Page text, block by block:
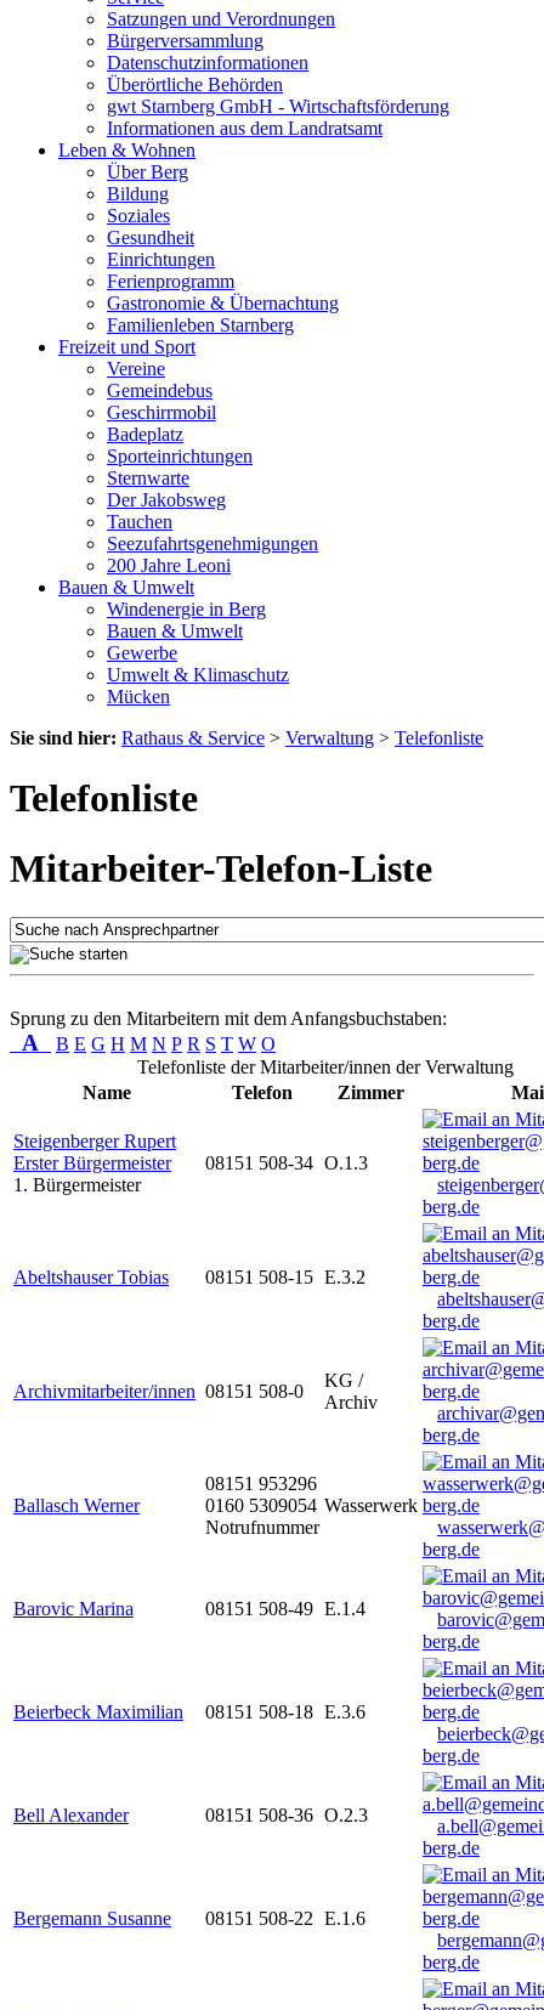
Satzungen und Verordnungen
Bürgerversammlung
Datenschutzinformationen
Überörtliche Behörden
gwt Starnberg GmbH - Wirtschaftsförderung
Informationen aus dem Landratsamt
Leben & Wohnen
Über Berg
Bildung
Soziales
Gesundheit
Einrichtungen
Ferienprogramm
Gastronomie & Übernachtung
Familienleben Starnberg
Freizeit und Sport
Vereine
Gemeindebus
Geschirrmobil
Badeplatz
Sporteinrichtungen
Sternwarte
Der Jakobsweg
Tauchen
Seezufahrtsgenehmigungen
200 Jahre Leoni
Bauen & Umwelt
Windenergie in Berg
Bauen & Umwelt
Gewerbe
Umwelt & Klimaschutz
Mücken
Sie sind hier: Rathaus & Service > Verwaltung > Telefonliste
Telefonliste
Mitarbeiter-Telefon-Liste
Sprung zu den Mitarbeitern mit dem Anfangsbuchstaben:
A B E G H M N P R S T W O
Telefonliste der Mitarbeiter/innen der Verwaltung
Name
Telefon Zimmer
Steigenberger Rupert
Erster Bürgermeister
1. Bürgermeister
08151 508-34 O.1.3
berg.de
Abeltshauser Tobias 08151 508-15 E.3.2
berg.de
Archivmitarbeiter/innen 08151 508-0
KG /
Archiv
berg.de
Ballasch Werner
08151 953296
0160 5309054
Notrufnummer
Wasserwerk
berg.de
Barovic Marina 08151 508-49 E.1.4
berg.de
Beierbeck Maximilian 08151 508-18 E.3.6
berg.de
Bell Alexander 08151 508-36 O.2.3
berg.de
Bergemann Susanne 08151 508-22 E.1.6
berg.de